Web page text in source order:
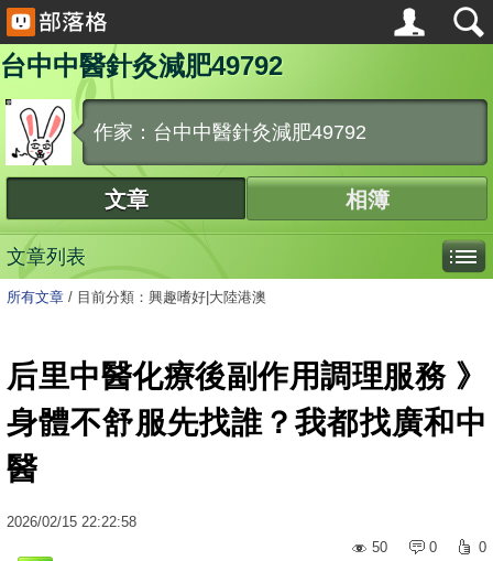
台中中醫針灸減肥49792
作家：台中中醫針灸減肥49792
文章 相簿
文章列表
所有文章 / 目前分類：興趣嗜好|大陸港澳
后里中醫化療後副作用調理服務 》
身體不舒服先找誰？我都找廣和中
醫
2026/02/15 22:22:58
50
0 0